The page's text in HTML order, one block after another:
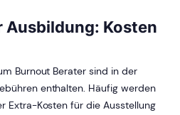
Ausbildung: Kosten
Burnout Berater sind in der
enthalten. Häufig werden
Extra-Kosten für die Ausstellung